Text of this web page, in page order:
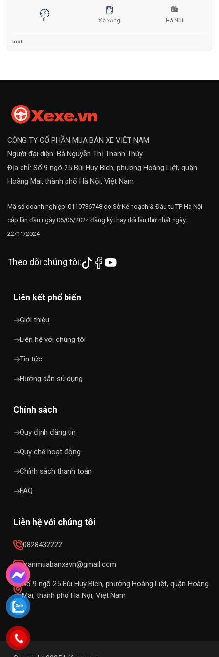
0 Xe xăng Hà Nội
tudt
CÔNG TY CỔ PHẦN MUA BÁN XE VIỆT NAM
Người đại diện: Bà Nguyễn Thị Thanh Thúy
Địa chỉ: Số 9 ngõ 25 Bùi Huy Bích, phường Hoàng Liệt, quận
Hoàng Mai, thành phố Hà Nội, Việt Nam
Mã số doanh nghiệp: 0110736748 do Sở Kế hoạch & Đầu tư TP Hà Nội
cấp lần đầu ngày 06/06/2024 đăng ký thay đổi lần thứ nhất ngày
22/11/2024
Theo dõi chúng tôi:
Liên kết phổ biến
Giới thiệu
Liên hệ với chúng tôi
Tin tức
Hướng dẫn sử dụng
Chính sách
Quy định đăng tin
Quy chế hoạt động
Chính sách thanh toán
FAQ
Liên hệ với chúng tôi
0828432222
sanmuabanxevn@gmail.com
Số 9 ngõ 25 Bùi Huy Bích, phường Hoàng Liệt, quận Hoàng
Mai, thành phố Hà Nội, Việt Nam